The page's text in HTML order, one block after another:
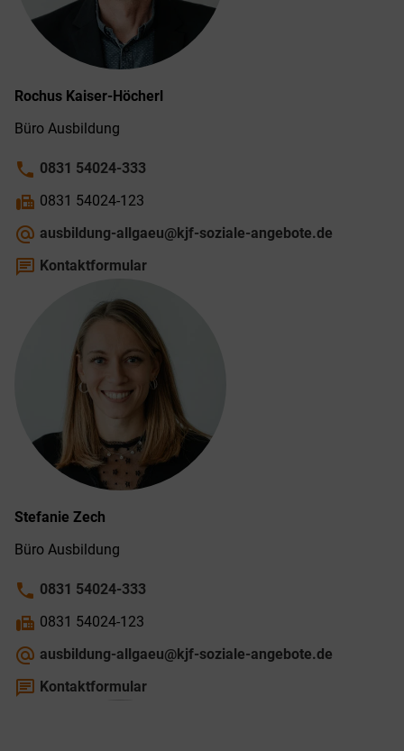
Rochus Kaiser-Höcherl
Büro Ausbildung
phone 0831 54024-333
fax 0831 54024-123
alternate_email ausbildung-allgaeu@kjf-soziale-angebote.de
chat Kontaktformular
Stefanie Zech
Büro Ausbildung
phone 0831 54024-333
fax 0831 54024-123
alternate_email ausbildung-allgaeu@kjf-soziale-angebote.de
chat Kontaktformular